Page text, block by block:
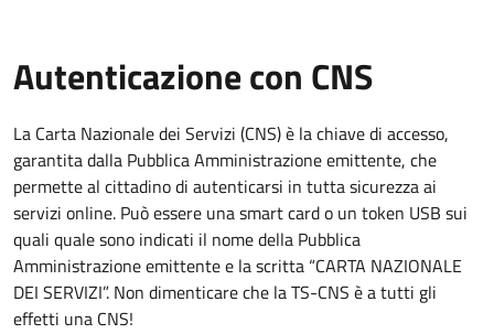
Autenticazione con CNS
La Carta Nazionale dei Servizi (CNS) è la chiave di accesso,
garantita dalla Pubblica Amministrazione emittente, che
permette al cittadino di autenticarsi in tutta sicurezza ai
servizi online. Può essere una smart card o un token USB sui
quali quale sono indicati il nome della Pubblica
Amministrazione emittente e la scritta “CARTA NAZIONALE
DEI SERVIZI”. Non dimenticare che la TS-CNS è a tutti gli
effetti una CNS!